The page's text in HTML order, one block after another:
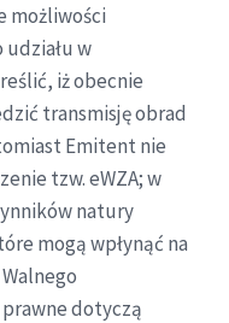
możliwości
w
iż obecnie
transmisję obrad
Emitent nie
tzw. eWZA; w
natury
mogą wpłynąć na
dotyczą